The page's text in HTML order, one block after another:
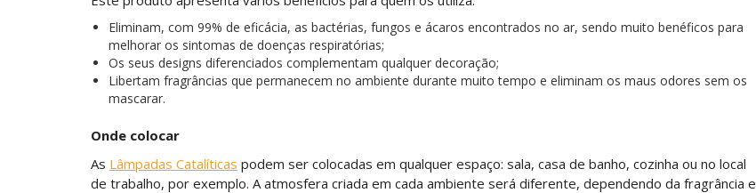
Eliminam, com 99% de eficácia, as bactérias, fungos e ácaros encontrados no ar, sendo muito benéficos para
melhorar os sintomas de doenças respiratórias;
Os seus designs diferenciados complementam qualquer decoração;
Libertam fragrâncias que permanecem no ambiente durante muito tempo e eliminam os maus odores sem os
mascarar.
Onde colocar
As Lâmpadas Catalíticas podem ser colocadas em qualquer espaço: sala, casa de banho, cozinha ou no local
de trabalho, por exemplo. A atmosfera criada em cada ambiente será diferente, dependendo da fragrância e